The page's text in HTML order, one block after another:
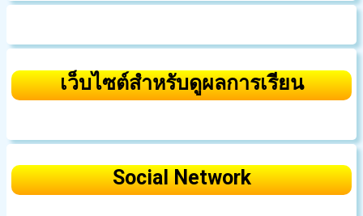
เว็บไซต์สำหรับดูผลการเรียน
Social Network